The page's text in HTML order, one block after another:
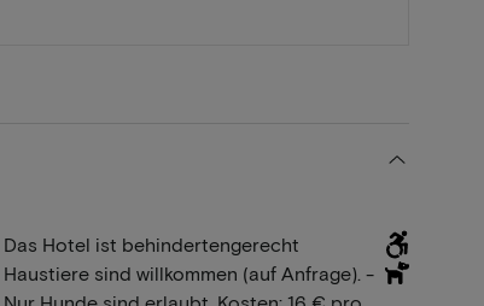
Das Hotel ist behindertengerecht
Haustiere sind willkommen (auf Anfrage). -